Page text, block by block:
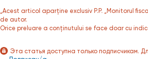
„Acest articol aparține exclusiv P.P. „Monitorul
de autor.
Orice preluare a conținutului se face doar cu
Эта статья доступна только подписчикам.